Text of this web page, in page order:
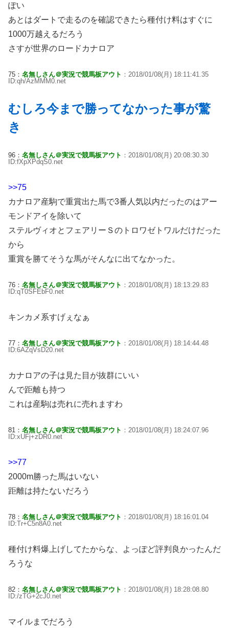
ぽい
あとはダートで走るのを確認できたら種付け料はすぐに
1000万越えるだろう
さすが世界のロードカナロア
75： 名無しさん＠実況で競馬板アウト ：2018/01/08(月) 18:11:41.35
ID:qh/AzMMM0.net
むしろ今まで勝ってなかった事が驚
き
96： 名無しさん＠実況で競馬板アウト ：2018/01/08(月) 20:08:30.30
ID:fXpXPdqS0.net
>>75
カナロア産駒で重賞出た馬で3番人気以内だったのはアー
モンドアイを除いて
ステルヴィオとフェアリーＳのトロワゼトワルだけだった
から
重賞を勝てそうな馬がそんなに出てなかった。
76： 名無しさん＠実況で競馬板アウト ：2018/01/08(月) 18:13:29.83
ID:qT0SFEbF0.net
キンカメ系すげぇなぁ
77： 名無しさん＠実況で競馬板アウト ：2018/01/08(月) 18:14:44.48
ID:6AZqVsD20.net
カナロアの子は見た目が抜群にいい
んで距離も持つ
これは産駒は売れに売れますわ
81： 名無しさん＠実況で競馬板アウト ：2018/01/08(月) 18:24:07.96
ID:xUFj+zDR0.net
>>77
2000m勝った馬はいない
距離は持たないだろう
78： 名無しさん＠実況で競馬板アウト ：2018/01/08(月) 18:16:01.04
ID:Tr+C5n8A0.net
種付け料爆上げしてたからな、よっぽど評判良かったんだ
ろうな
82： 名無しさん＠実況で競馬板アウト ：2018/01/08(月) 18:28:08.80
ID:/zTG+2cJ0.net
マイルまでだろう